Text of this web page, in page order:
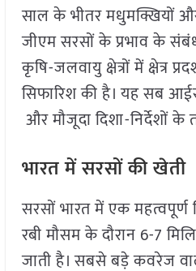
साल के भीतर मधुमक्खियों
जीएम सरसों के प्रभाव के
कृषि-जलवायु क्षेत्रों में क्षेत्र
सिफारिश की है। यह सब
और मौजूदा दिशा-निर्देशों के
भारत में सरसों की खेती
सरसों भारत में एक
रबी मौसम के दौरान 6-7
जाती है। सबसे बड़े कवरेज